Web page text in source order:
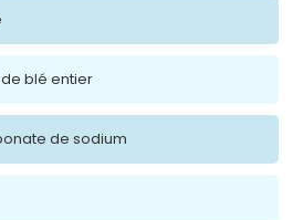
blé entier
de sodium